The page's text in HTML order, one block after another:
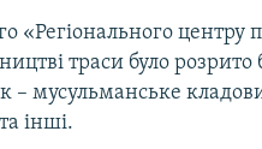
«Регіонального
траси було
– мусульманське
інші.